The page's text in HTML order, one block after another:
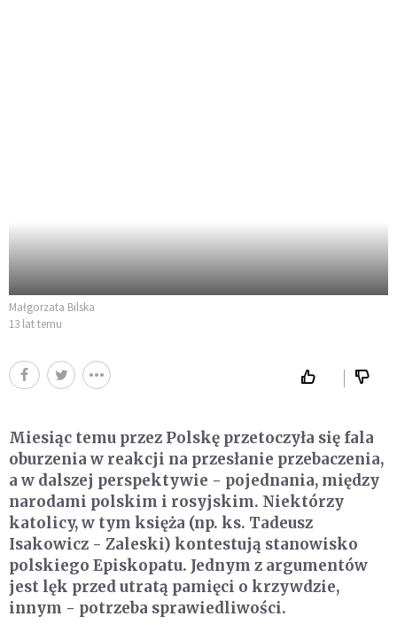
Małgorzata Bilska
13 lat temu
Miesiąc temu przez Polskę przetoczyła się fala
oburzenia w reakcji na przesłanie przebaczenia,
a w dalszej perspektywie - pojednania, między
narodami polskim i rosyjskim. Niektórzy
katolicy, w tym księża (np. ks. Tadeusz
Isakowicz - Zaleski) kontestują stanowisko
polskiego Episkopatu. Jednym z argumentów
jest lęk przed utratą pamięci o krzywdzie,
innym - potrzeba sprawiedliwości.